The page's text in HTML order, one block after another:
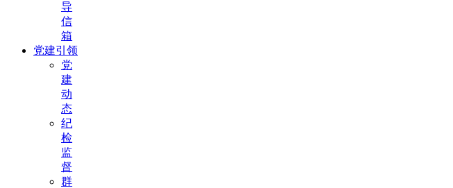
导
信
箱
党建引领
党
建
动
态
纪
检
监
督
群